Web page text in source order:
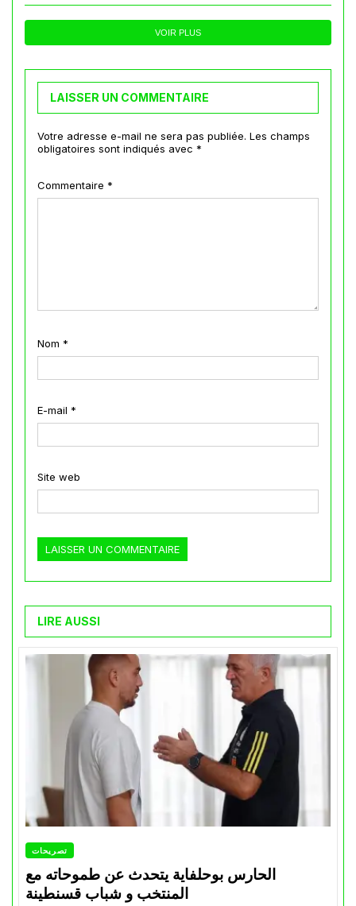
VOIR PLUS
LAISSER UN COMMENTAIRE
Votre adresse e-mail ne sera pas publiée. Les champs
obligatoires sont indiqués avec *
Commentaire *
Nom *
E-mail *
Site web
LIRE AUSSI
تصريحات
الحارس بوحلفاية يتحدث عن طموحاته مع
المنتخب و شباب قسنطينة